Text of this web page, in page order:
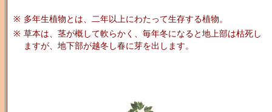
※ 多年生植物とは、二年以上にわたって生存する植物。
※ 草本は、茎が概して軟らかく、毎年冬になると地上部は枯死し
ますが、地下部が越冬し春に芽を出します。